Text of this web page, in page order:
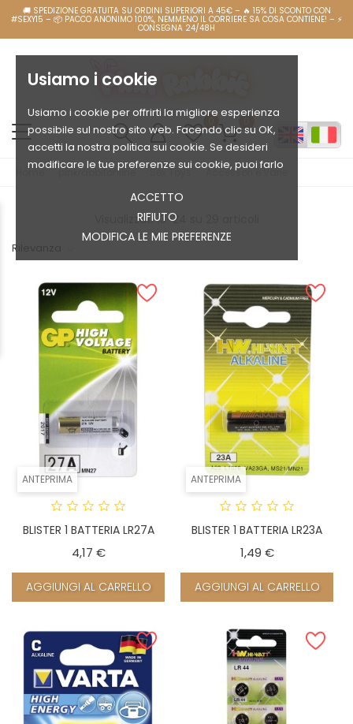
Usiamo i cookie
Usiamo i cookie per offrirti la migliore esperienza
possibile sul nostro sito web. Facendo clic su OK,
accetti la nostra politica sui cookie. Se desideri
modificare le tue preferenze sui cookie, puoi farlo
ACCETTO
RIFIUTO
MODIFICA LE MIE PREFERENZE
Home pinkrabbitonline Sex Toys Accessori e Varie
Rilevanza
Visualizzati 13-24 su 29 articoli
ANTEPRIMA
BLISTER 1 BATTERIA LR27A
4,17 €Prezzo
AGGIUNGI AL CARRELLO
ANTEPRIMA
BLISTER 1 BATTERIA LR23A
1,49 €Prezzo
AGGIUNGI AL CARRELLO